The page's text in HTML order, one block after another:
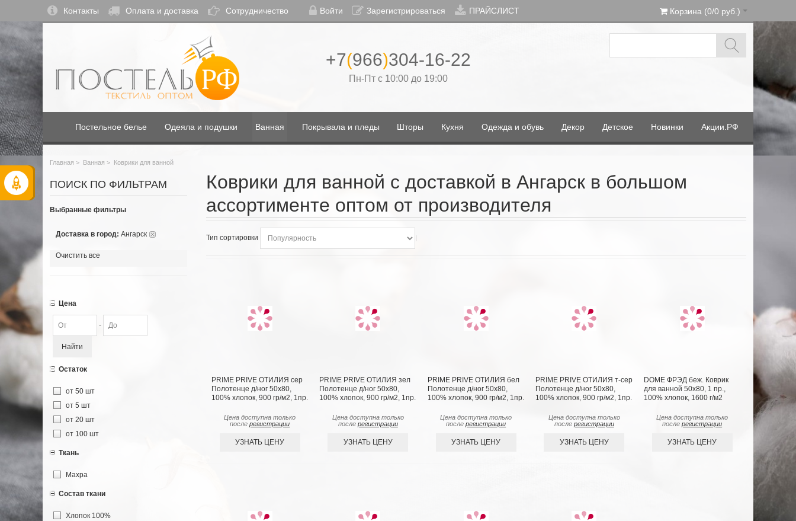
Контакты Оплата и доставка Сотрудничество Войти Зарегистрироваться ПРАЙСЛИСТ Корзина (0/0 руб.)
+7(966)304-16-22
Пн-Пт с 10:00 до 19:00
Постельное белье Одеяла и подушки Ванная Покрывала и пледы Шторы Кухня Одежда и обувь Декор Детское Новинки Акции.РФ
Главная > Ванная > Коврики для ванной
Коврики для ванной с доставкой в Ангарск в большом
ассортименте оптом от производителя
Тип сортировки
PRIME PRIVE ОТИЛИЯ сер
Полотенце д/ног 50х80,
100% хлопок, 900 гр/м2, 1пр.
Цена доступна только
послерегистрации
УЗНАТЬ ЦЕНУ
PRIME PRIVE ОТИЛИЯ зел
Полотенце д/ног 50х80,
100% хлопок, 900 гр/м2, 1пр.
Цена доступна только
после регистрации
УЗНАТЬ ЦЕНУ
PRIME PRIVE ОТИЛИЯ бел
Полотенце д/ног 50х80,
100% хлопок, 900 гр/м2, 1пр.
Цена доступна только
послерегистрации
УЗНАТЬ ЦЕНУ
PRIME PRIVE ОТИЛИЯ т-сер
Полотенце д/ног 50х80,
100% хлопок, 900 гр/м2, 1пр.
Цена доступна только
после регистрации
УЗНАТЬ ЦЕНУ
DOME ФРЭД беж. Коврик
для ванной 50х80, 1 пр.,
100% хлопок, 1600 г/м2
Цена доступна только
послерегистрации
УЗНАТЬ ЦЕНУ
ПОИСК ПО ФИЛЬТРАМ
Выбранные фильтры
Доставка в город: Ангарск
Очистить все
Цена
-
Найти
Остаток
от 50 шт
от 5 шт
от 20 шт
от 100 шт
Ткань
Махра
Состав ткани
Хлопок 100%